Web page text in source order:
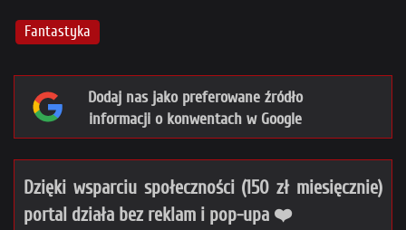
Fantastyka
Dodaj nas jako preferowane źródło
informacji o konwentach w Google
Dzięki wsparciu społeczności (150 zł miesięcznie)
portal działa bez reklam i pop-upa ❤️